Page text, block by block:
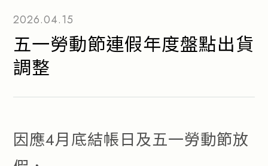
造型系列
美髮課程
產品通路
2026.04.15
五一勞動節連假年度盤點出貨
調整
因應4月底結帳日及五一勞動節放